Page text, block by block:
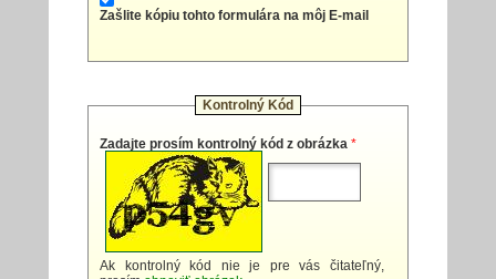
Zašlite kópiu tohto formulára na môj E-mail
Kontrolný Kód
Zadajte prosím kontrolný kód z obrázka *
Ak kontrolný kód nie je pre vás čitateľný,